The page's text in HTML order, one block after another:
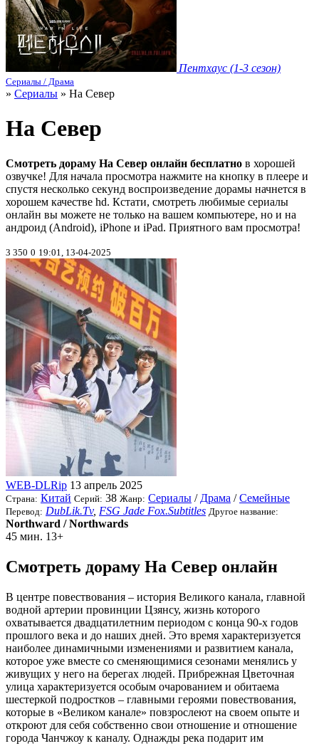
Пентхаус (1-3 сезон)
Сериалы / Драма
» Сериалы » На Север
На Север
Смотреть дораму На Север онлайн бесплатно в хорошей
озвучке! Для начала просмотра нажмите на кнопку в плеере и
спустя несколько секунд воспроизведение дорамы начнется в
хорошем качестве hd. Кстати, смотреть любимые сериалы
онлайн вы можете не только на вашем компьютере, но и на
андроид (Android), iPhone и iPad. Приятного вам просмотра!
3 350 0 19:01, 13-04-2025
WEB-DLRip 13 апрель 2025
Страна: Китай Серий: 38 Жанр: Сериалы / Драма /Семейные
Перевод: DubLik.Tv, FSG Jade Fox.Subtitles Другое название:
Northward / Northwards
45 мин. 13+
Смотреть дораму На Север онлайн
В центре повествования – история Великого канала, главной
водной артерии провинции Цзянсу, жизнь которого
охватывается двадцатилетним периодом с конца 90-х годов
прошлого века и до наших дней. Это время характеризуется
наиболее динамичными изменениями и развитием канала,
которое уже вместе со сменяющимися сезонами менялись у
живущих у него на берегах людей. Прибрежная Цветочная
улица характеризуется особым очарованием и обитаема
шестеркой подростков – главными героями повествования,
которые в «Великом канале» повзрослеют на своем опыте и
откроют для себя собственно свои отношение и отношение
города Чанчжоу к каналу. Однажды река подарит им